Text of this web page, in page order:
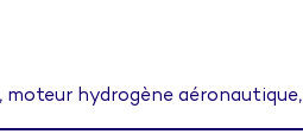
hydrogène